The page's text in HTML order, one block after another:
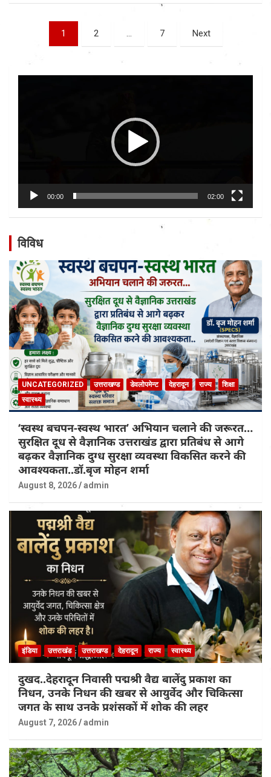
pagination
1 2 … 7 Next
00:00 02:00
विविध
UNCATEGORIZED उत्तराखण्ड डेवलोपमेन्ट देहरादून राज्य
शिक्षा
स्वास्थ्य
‘स्वस्थ बचपन-स्वस्थ भारत’ अभियान चलाने की जरूरत…
सुरक्षित दूध से वैज्ञानिक उत्तराखंड द्वारा प्रतिबंध से आगे
बढ़कर वैज्ञानिक दुग्ध सुरक्षा व्यवस्था विकसित करने की
आवश्यकता..डॉ.बृज मोहन शर्मा
August 8, 2026 admin
इंडिया उत्तराखंड उत्तराखण्ड देहरादून राज्य स्वास्थ्य
दुखद..देहरादून निवासी पद्मश्री वैद्य बालेंदु प्रकाश का
निधन, उनके निधन की खबर से आयुर्वेद और चिकित्सा
जगत के साथ उनके प्रशंसकों में शोक की लहर
August 7, 2026 admin